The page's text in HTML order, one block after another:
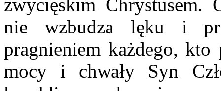
zwycięskim Chrystusem.
nie wzbudza lęku i
pragnieniem każdego, kto
mocy i chwały Syn